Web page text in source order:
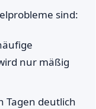
sind:
nur mäßig
Tagen deutlich